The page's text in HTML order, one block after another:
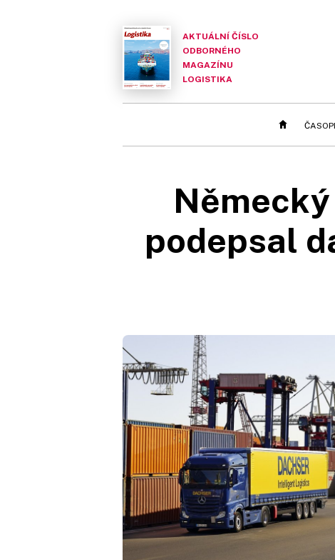
AKTUÁLNÍ ČÍSLO
ODBORNÉHO
MAGAZÍNU
LOGISTIKA
podepsal